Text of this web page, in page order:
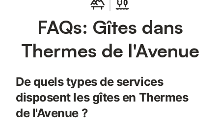
FAQs: Gîtes dans
Thermes de l'Avenue
De quels types de services
disposent les gîtes en Thermes
de l'Avenue ?